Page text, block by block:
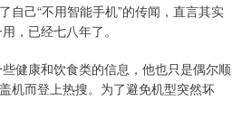
自己“不用智能手机”的传闻，直言其实
，已经七八年了。
健康和饮食类的信息，他也只是偶尔顺
机而登上热搜。为了避免机型突然坏